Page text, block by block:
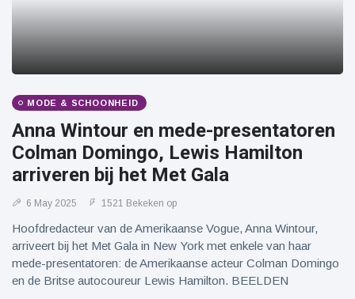
MODE & SCHOONHEID
Anna Wintour en mede-presentatoren
Colman Domingo, Lewis Hamilton
arriveren bij het Met Gala
6 May 2025 1521 Bekeken op
Hoofdredacteur van de Amerikaanse Vogue, Anna Wintour,
arriveert bij het Met Gala in New York met enkele van haar
mede-presentatoren: de Amerikaanse acteur Colman Domingo
en de Britse autocoureur Lewis Hamilton. BEELDEN